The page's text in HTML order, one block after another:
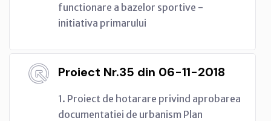
functionare a bazelor sportive -
initiativa primarului
Proiect Nr.35 din 06-11-2018
1. Proiect de hotarare privind aprobarea
documentatiei de urbanism Plan